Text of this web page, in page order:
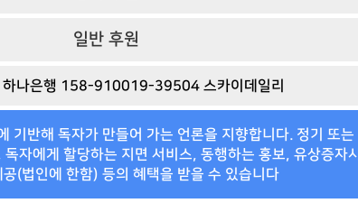
일반 후원
하나은행 158-910019-39504 스카이데일리
기반해 독자가 만들어 가는 언론을 지향합니다. 정기 또는
자에게 할당하는 지면 서비스, 동행하는 홍보, 유상증자시
공(법인에 한함) 등의 혜택을 받을 수 있습니다